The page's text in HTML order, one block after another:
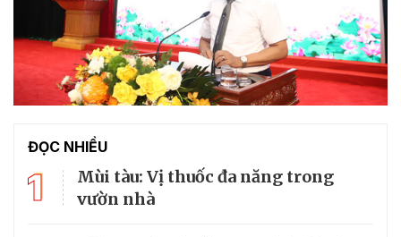
ĐỌC NHIỀU
1
Mùi tàu: Vị thuốc đa năng trong
vườn nhà